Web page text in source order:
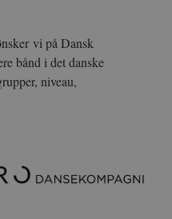
vi på Dansk
bånd i det danske
niveau,